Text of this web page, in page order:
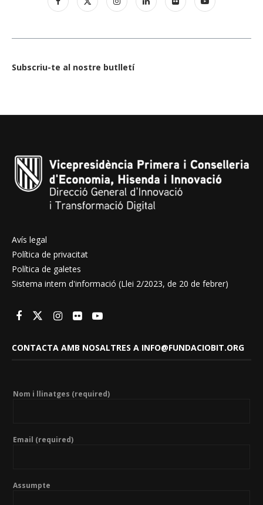
Subscriu-te al nostre butlletí
Avís legal
Política de privacitat
Política de galetes
Sistema intern d'informació (Llei 2/2023, de 20 de febrer)
CONTACTA AMB NOSALTRES A INFO@FUNDACIOBIT.ORG
Nom i llinatges (required)
Email (required)
Assumpte